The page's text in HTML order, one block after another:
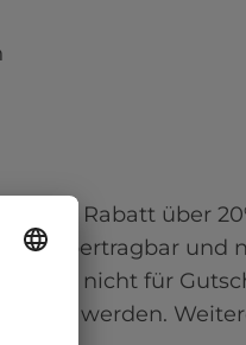
Rabatt über
übertragbar und
kann nicht für
werden.